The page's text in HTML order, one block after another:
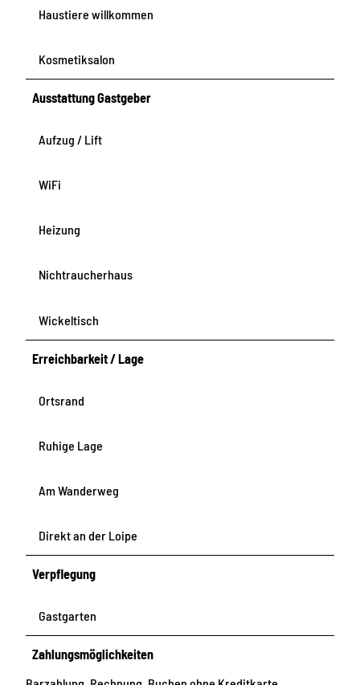
Haustiere willkommen
Kosmetiksalon
Ausstattung Gastgeber
Aufzug / Lift
WiFi
Heizung
Nichtraucherhaus
Wickeltisch
Erreichbarkeit / Lage
Ortsrand
Ruhige Lage
Am Wanderweg
Direkt an der Loipe
Verpflegung
Gastgarten
Zahlungsmöglichkeiten